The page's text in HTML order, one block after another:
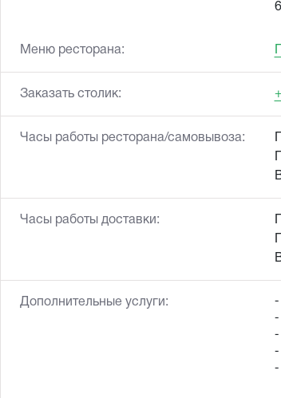
Меню ресторана:
Заказать столик:
Часы работы ресторана/самовывоза:
Часы работы доставки:
Дополнительные услуги:
-
-
-
-
-